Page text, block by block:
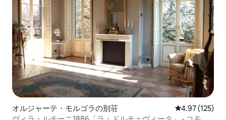
オルジャーテ・モルゴラの別荘 レビュー125
4.97 (125)